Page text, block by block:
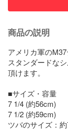
商品の説明
アメリカ軍の
スタンダードな
頂けます。
■サイズ・容量
7 1/4 (約56cm)
7 1/2 (約59cm)
ツバのサイズ：